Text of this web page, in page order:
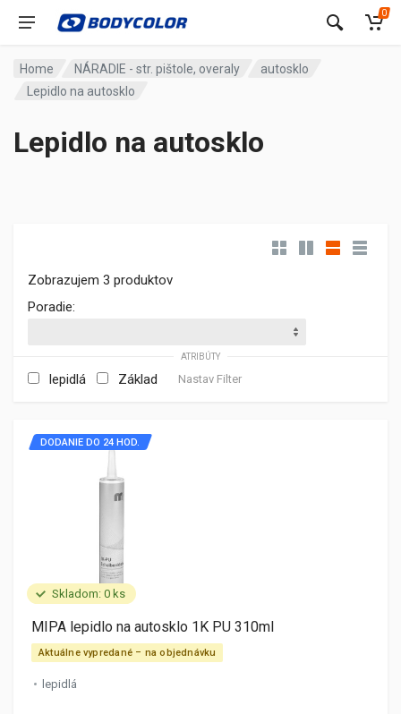
0
Home NÁRADIE - str. pištole, overaly
autosklo
Lepidlo na autosklo
Lepidlo na autosklo
Zobrazujem 3 produktov
Poradie:
ATRIBÚTY
lepidlá Základ Nastav Filter
Skladom: 0 ks
DODANIE DO 24 HOD.
MIPA lepidlo na autosklo 1K PU 310ml
Aktuálne vypredané – na objednávku
lepidlá